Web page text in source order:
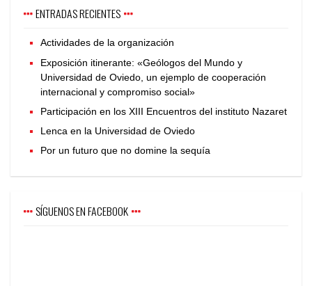
ENTRADAS RECIENTES
Actividades de la organización
Exposición itinerante: «Geólogos del Mundo y
Universidad de Oviedo, un ejemplo de cooperación
internacional y compromiso social»
Participación en los XIII Encuentros del instituto Nazaret
Lenca en la Universidad de Oviedo
Por un futuro que no domine la sequía
SÍGUENOS EN FACEBOOK